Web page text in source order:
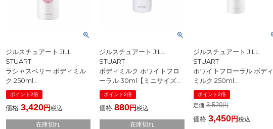
ジルスチュアート JILL
STUART
ラシャスベリー ボディミル
ク 250ml
[ ボディローション・ミルク
]
ポイント2倍
価格 3,420 税込
在庫切れ
ジルスチュアート JILL
STUART
ボディミルク ホワイトフロ
ーラル 30ml【ミニサイズ】
[ ボディローション・ミルク
]
ポイント2倍
価格 880 税込
在庫切れ
ジルスチュアート JILL
STUART
ホワイトフローラル ボディ
ミルク 250ml
[ ボディローション・ミルク
] ☆新入荷08
ポイント2倍
定価 3,520
価格 3,450 税込